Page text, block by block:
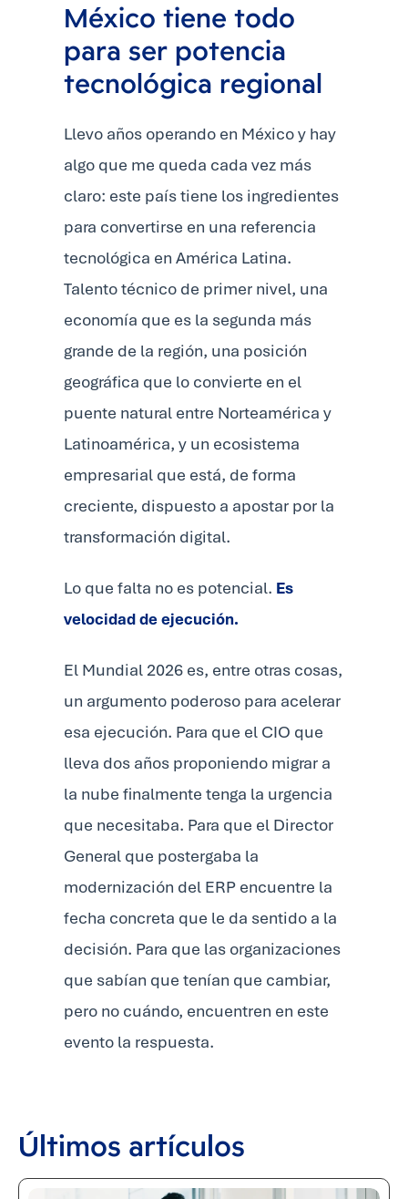
México tiene todo
para ser potencia
tecnológica regional
Llevo años operando en México y hay
algo que me queda cada vez más
claro: este país tiene los ingredientes
para convertirse en una referencia
tecnológica en América Latina.
Talento técnico de primer nivel, una
economía que es la segunda más
grande de la región, una posición
geográfica que lo convierte en el
puente natural entre Norteamérica y
Latinoamérica, y un ecosistema
empresarial que está, de forma
creciente, dispuesto a apostar por la
transformación digital.
Lo que falta no es potencial. Es
velocidad de ejecución.
El Mundial 2026 es, entre otras cosas,
un argumento poderoso para acelerar
esa ejecución. Para que el CIO que
lleva dos años proponiendo migrar a
la nube finalmente tenga la urgencia
que necesitaba. Para que el Director
General que postergaba la
modernización del ERP encuentre la
fecha concreta que le da sentido a la
decisión. Para que las organizaciones
que sabían que tenían que cambiar,
pero no cuándo, encuentren en este
evento la respuesta.
Últimos artículos